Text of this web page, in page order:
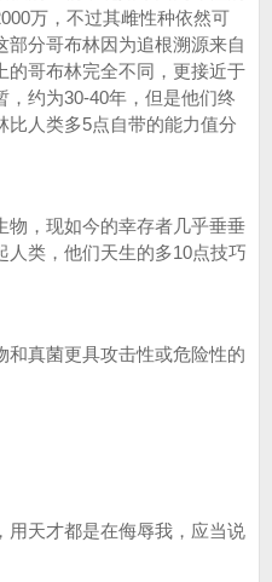
万，不过其雌性种依然可
分哥布林因为追根溯源来自
的哥布林完全不同，更接近于
，约为30-40年，但是他们终
比人类多5点自带的能力值分
，现如今的幸存者几乎垂垂
类，他们天生的多10点技巧
真菌更具攻击性或危险性的
天才都是在侮辱我，应当说